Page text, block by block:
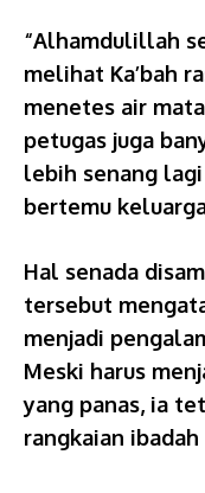
“Alhamdulillah
melihat Ka’bah
menetes air
petugas juga
lebih senang
bertemu
Hal senada
tersebut
menjadi
Meski harus
yang panas, ia
rangkaian